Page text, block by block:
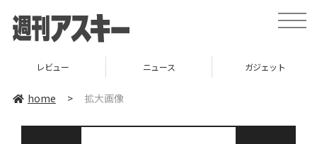
toggle
レビュー ニュース ガジェット
home > 拡大画像